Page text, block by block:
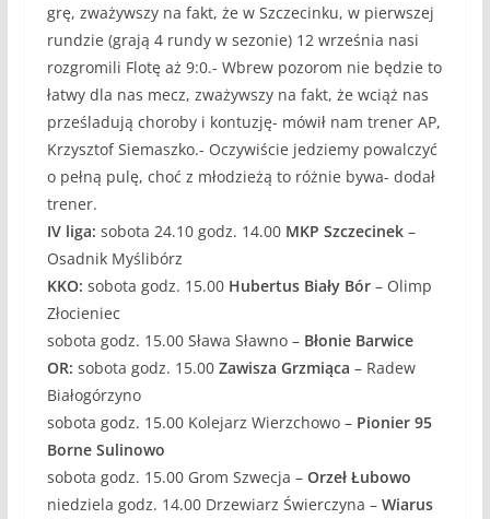
grę, zważywszy na fakt, że w Szczecinku, w pierwszej
rundzie (grają 4 rundy w sezonie) 12 września nasi
rozgromili Flotę aż 9:0.- Wbrew pozorom nie będzie to
łatwy dla nas mecz, zważywszy na fakt, że wciąż nas
prześladują choroby i kontuzję- mówił nam trener AP,
Krzysztof Siemaszko.- Oczywiście jedziemy powalczyć
o pełną pulę, choć z młodzieżą to różnie bywa- dodał
trener.
IV liga: sobota 24.10 godz. 14.00 MKP Szczecinek–
Osadnik Myślibórz
KKO: sobota godz. 15.00Hubertus Biały Bór– Olimp
Złocieniec
sobota godz. 15.00 Sława Sławno – Błonie Barwice
OR: sobota godz. 15.00 Zawisza Grzmiąca – Radew
Białogórzyno
sobota godz. 15.00 Kolejarz Wierzchowo – Pionier 95
Borne Sulinowo
sobota godz. 15.00 Grom Szwecja – Orzeł Łubowo
niedziela godz. 14.00 Drzewiarz Świerczyna – Wiarus